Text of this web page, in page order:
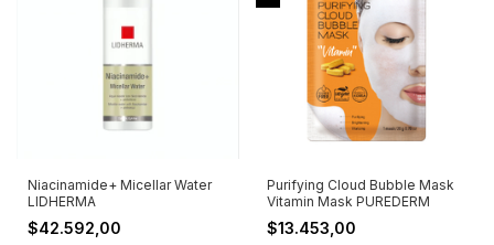
Niacinamide+ Micellar Water
LIDHERMA
$42.592,00
Purifying Cloud Bubble Mask
Vitamin Mask PUREDERM
$13.453,00